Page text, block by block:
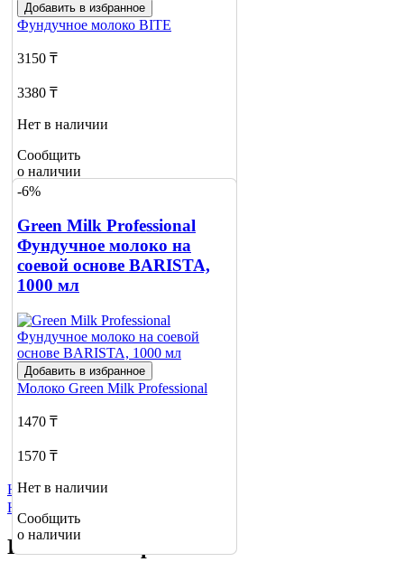
Добавить в избранное
Фундучное молоко BITE
3150 ₸
3380 ₸
Нет в наличии
Сообщить
о наличии
-6%
Green Milk Professional
Фундучное молоко на
соевой основе BARISTA,
1000 мл
Добавить в избранное
Молоко Green Milk Professional
1470 ₸
1570 ₸
Нет в наличии
Сообщить
о наличии
Не нашли нужный товар?
Нажмите сюда
Похожие товары